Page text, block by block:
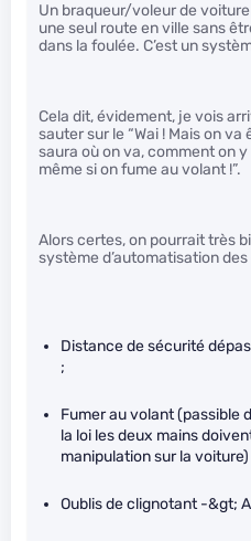
Un braqueur/voleur de
une seul route en ville sans
dans la foulée. C’est un
Cela dit, évidement, je vois
sauter sur le “Wai ! Mais on
saura où on va, comment on
même si on fume au volant !”.
Alors certes, on pourrait très
système d’automatisation
Distance de sécurité
;
Fumer au volant (passible
la loi les deux mains
manipulation sur la
Oublis de clignotant -&gt;